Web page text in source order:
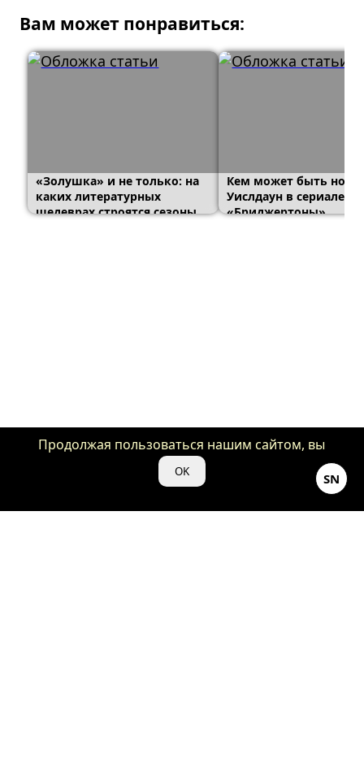
Вам может понравиться:
«Золушка» и не только: на
каких литературных
шедеврах строятся сезоны
Кем может быть
Уислдаун в сериале
«Бриджертоны»
SN
Продолжая пользоваться нашим сайтом, вы
даете нам свое согласие на использование
файлов cookie для аналитики и рекламы.
OK